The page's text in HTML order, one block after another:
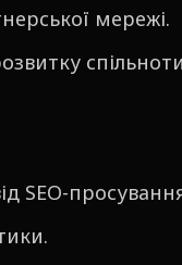
мережі.
SEO-